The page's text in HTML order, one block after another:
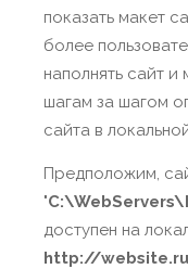
показать макет
более
наполнять сайт
шагам за шагом
сайта в
Предположим,
"
доступен на
http://